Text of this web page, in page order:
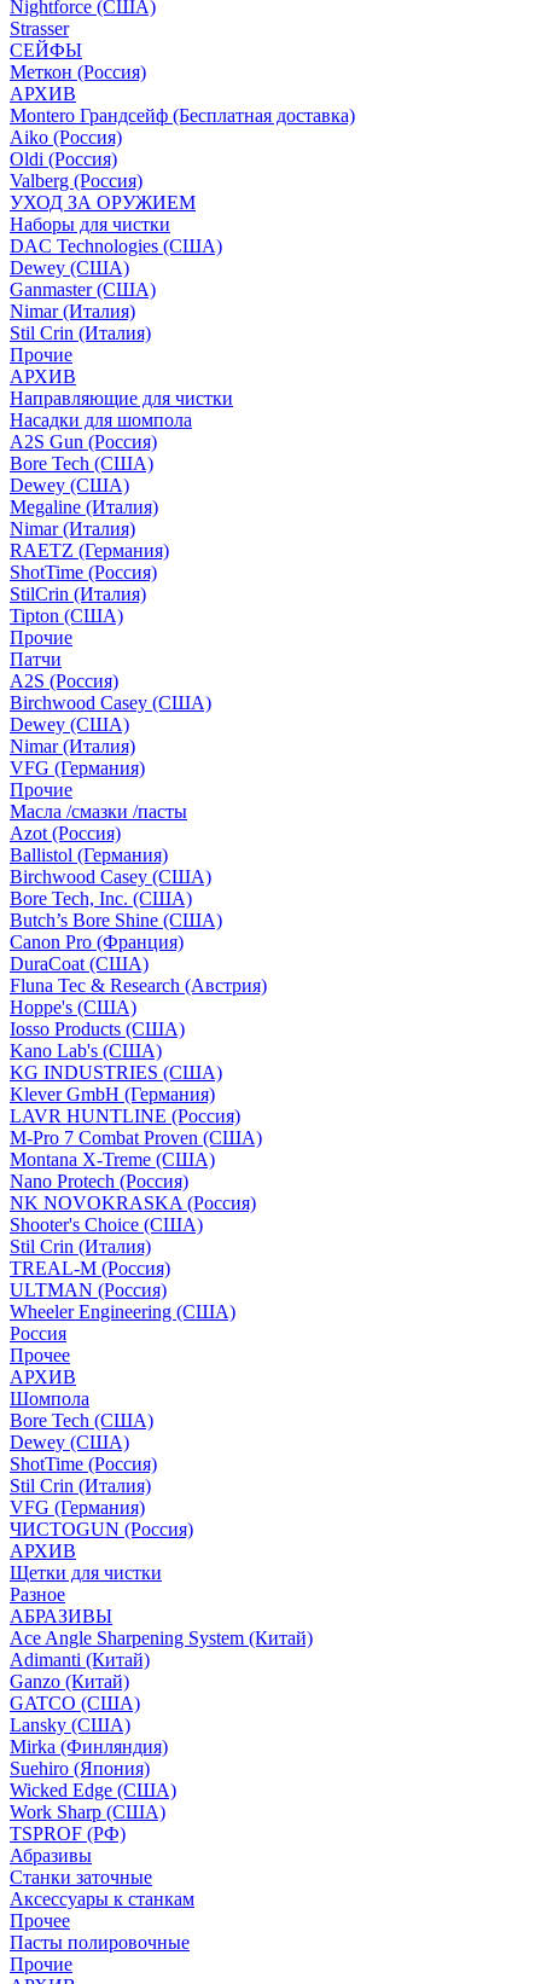
Nightforce (США)
Strasser
СЕЙФЫ
Меткон (Россия)
АРХИВ
Montero Грандсейф (Бесплатная доставка)
Aiko (Россия)
Oldi (Россия)
Valberg (Россия)
УХОД ЗА ОРУЖИЕМ
Наборы для чистки
DAC Technologies (США)
Dewey (США)
Ganmaster (США)
Nimar (Италия)
Stil Crin (Италия)
Прочие
АРХИВ
Направляющие для чистки
Насадки для шомпола
A2S Gun (Россия)
Bore Tech (США)
Dewey (США)
Megaline (Италия)
Nimar (Италия)
RAETZ (Германия)
ShotTime (Россия)
StilCrin (Италия)
Tipton (США)
Прочие
Патчи
A2S (Россия)
Birchwood Casey (США)
Dewey (США)
Nimar (Италия)
VFG (Германия)
Прочие
Масла /смазки /пасты
Azot (Россия)
Ballistol (Германия)
Birchwood Casey (США)
Bore Tech, Inc. (США)
Butch’s Bore Shine (СШA)
Canon Pro (Франция)
DuraCoat (США)
Fluna Tec & Research (Австрия)
Hoppe's (США)
Iosso Products (США)
Kano Lab's (США)
KG INDUSTRIES (США)
Klever GmbH (Германия)
LAVR HUNTLINE (Россия)
M-Pro 7 Combat Proven (СШA)
Montana X-Treme (США)
Nano Protech (Россия)
NK NOVOKRASKA (Россия)
Shooter's Choice (СШA)
Stil Crin (Италия)
TREAL-M (Россия)
ULTMAN (Россия)
Wheeler Engineering (СШA)
Россия
Прочее
АРХИВ
Шомпола
Bore Tech (США)
Dewey (США)
ShotTime (Россия)
Stil Crin (Италия)
VFG (Германия)
ЧИСТОGUN (Россия)
АРХИВ
Щетки для чистки
Разное
АБРАЗИВЫ
Ace Angle Sharpening System (Китай)
Adimanti (Китай)
Ganzo (Китай)
GATCO (США)
Lansky (США)
Mirka (Финляндия)
Suehiro (Япония)
Wicked Edge (США)
Work Sharp (США)
TSPROF (РФ)
Абразивы
Станки заточные
Аксессуары к станкам
Прочее
Пасты полировочные
Прочие